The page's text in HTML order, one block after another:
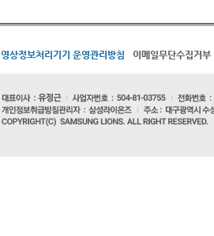
영상정보처리기기 운영관리방침 이메일무단수집거부